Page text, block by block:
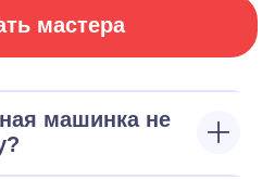
мастера
машинка не